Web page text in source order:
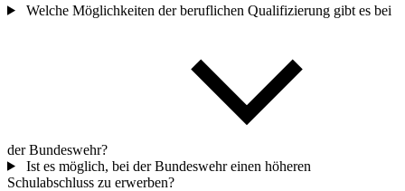
Welche Möglichkeiten der beruflichen Qualifizierung gibt es bei
der Bundeswehr?
Ist es möglich, bei der Bundeswehr einen höheren
Schulabschluss zu erwerben?